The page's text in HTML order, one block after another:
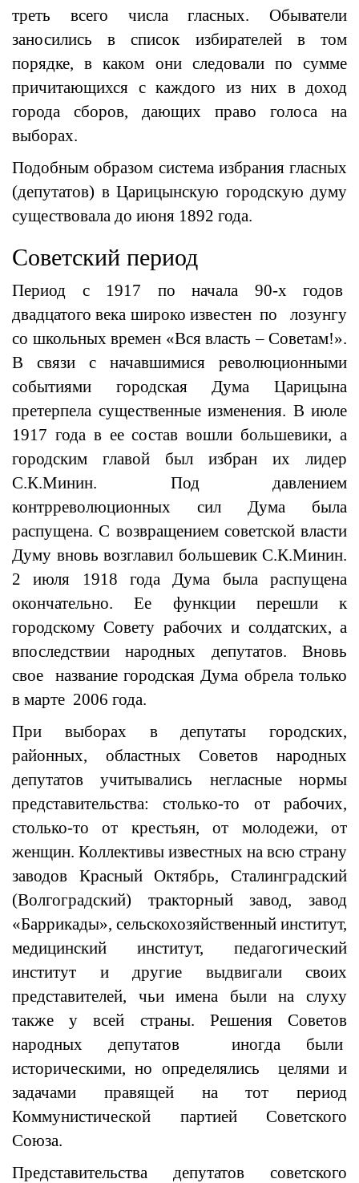
треть всего числа гласных. Обыватели
заносились в список избирателей в том
порядке, в каком они следовали по сумме
причитающихся с каждого из них в доход
города сборов, дающих право голоса на
выборах.
Подобным образом система избрания гласных
(депутатов) в Царицынскую городскую думу
существовала до июня 1892 года.
Советский период
Период с 1917 по начала 90-х годов
двадцатого века широко известен по лозунгу
со школьных времен «Вся власть – Советам!».
В связи с начавшимися революционными
событиями городская Дума Царицына
претерпела существенные изменения. В июле
1917 года в ее состав вошли большевики, а
городским главой был избран их лидер
С.К.Минин. Под давлением
контрреволюционных сил Дума была
распущена. С возвращением советской власти
Думу вновь возглавил большевик С.К.Минин.
2 июля 1918 года Дума была распущена
окончательно. Ее функции перешли к
городскому Совету рабочих и солдатских, а
впоследствии народных депутатов. Вновь
свое название городская Дума обрела только
в марте 2006 года.
При выборах в депутаты городских,
районных, областных Советов народных
депутатов учитывались негласные нормы
представительства: столько-то от рабочих,
столько-то от крестьян, от молодежи, от
женщин. Коллективы известных на всю страну
заводов Красный Октябрь, Сталинградский
(Волгоградский) тракторный завод, завод
«Баррикады», сельскохозяйственный институт,
медицинский институт, педагогический
институт и другие выдвигали своих
представителей, чьи имена были на слуху
также у всей страны. Решения Советов
народных депутатов иногда были
историческими, но определялись целями и
задачами правящей на тот период
Коммунистической партией Советского
Союза.
Представительства депутатов советского